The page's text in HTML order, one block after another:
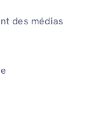
des médias